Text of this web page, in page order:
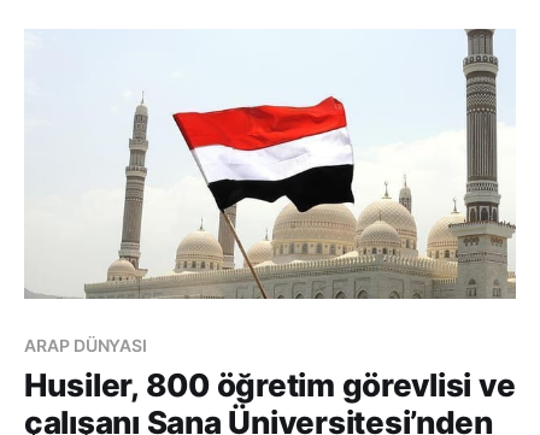
ARAP DÜNYASI
Husiler, 800 öğretim görevlisi ve
çalışanı Sana Üniversitesi’nden